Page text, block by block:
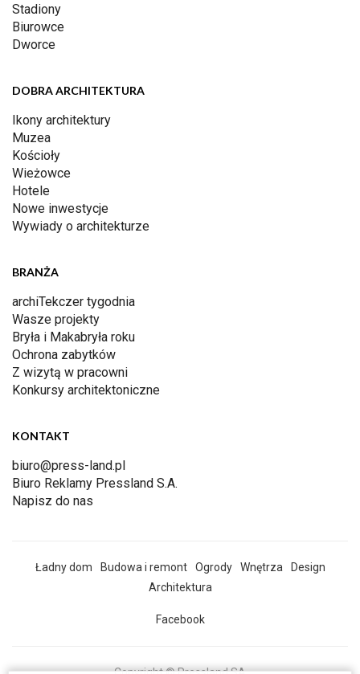
Stadiony
Biurowce
Dworce
DOBRA ARCHITEKTURA
Ikony architektury
Muzea
Kościoły
Wieżowce
Hotele
Nowe inwestycje
Wywiady o architekturze
BRANŻA
archiTekczer tygodnia
Wasze projekty
Bryła i Makabryła roku
Ochrona zabytków
Z wizytą w pracowni
Konkursy architektoniczne
KONTAKT
biuro@press-land.pl
Biuro Reklamy Pressland S.A.
Napisz do nas
Ładny dom Budowa i remont Ogrody Wnętrza
Design
Architektura
Facebook